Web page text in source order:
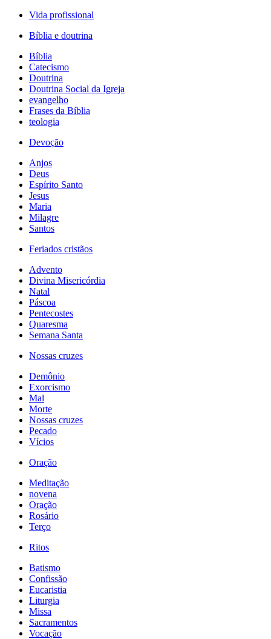
Vida profissional
Bíblia e doutrina
Bíblia
Catecismo
Doutrina
Doutrina Social da Igreja
evangelho
Frases da Bíblia
teologia
Devoção
Anjos
Deus
Espírito Santo
Jesus
Maria
Milagre
Santos
Feriados cristãos
Advento
Divina Misericórdia
Natal
Páscoa
Pentecostes
Quaresma
Semana Santa
Nossas cruzes
Demônio
Exorcismo
Mal
Morte
Nossas cruzes
Pecado
Vícios
Oração
Meditação
novena
Oração
Rosário
Terço
Ritos
Batismo
Confissão
Eucaristia
Liturgia
Missa
Sacramentos
Vocação